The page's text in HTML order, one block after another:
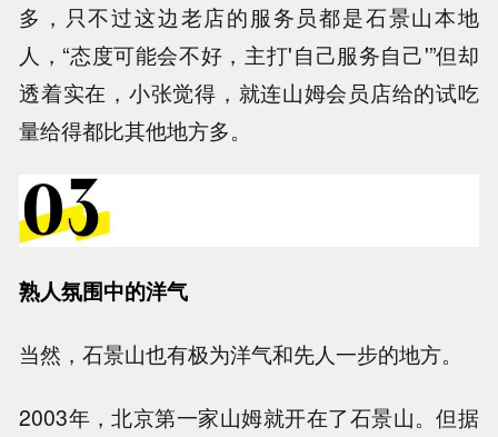
多，只不过这边老店的服务员都是石景山本地
人，“态度可能会不好，主打'自己服务自己'”但却
透着实在，小张觉得，就连山姆会员店给的试吃
量给得都比其他地方多。
熟人氛围中的洋气
当然，石景山也有极为洋气和先人一步的地方。
2003年，北京第一家山姆就开在了石景山。但据